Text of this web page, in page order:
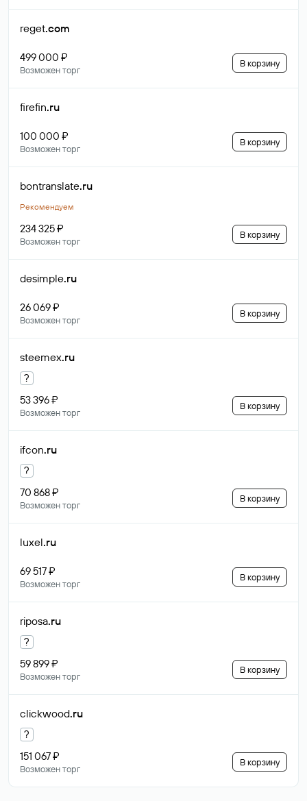
reget.com
499 000 ₽
Возможен торг
В корзину
firefin.ru
100 000 ₽
Возможен торг
В корзину
bontranslate.ru
Рекомендуем
234 325 ₽
Возможен торг
В корзину
desimple.ru
26 069 ₽
Возможен торг
В корзину
steemex.ru
?
53 396 ₽
Возможен торг
В корзину
ifcon.ru
?
70 868 ₽
Возможен торг
В корзину
luxel.ru
69 517 ₽
Возможен торг
В корзину
riposa.ru
?
59 899 ₽
Возможен торг
В корзину
clickwood.ru
?
151 067 ₽
Возможен торг
В корзину